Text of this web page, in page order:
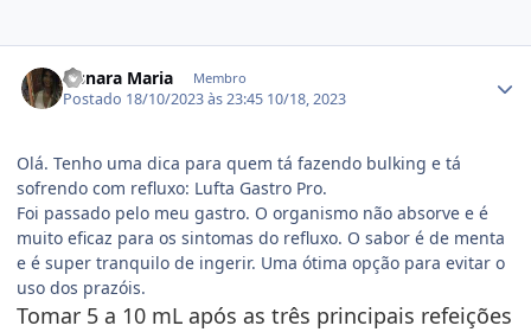
Lisnara Maria Membro
Postado 18/10/2023 às 23:45 10/18, 2023
Olá. Tenho uma dica para quem tá fazendo bulking e tá
sofrendo com refluxo: Lufta Gastro Pro.
Foi passado pelo meu gastro. O organismo não absorve e é
muito eficaz para os sintomas do refluxo. O sabor é de menta
e é super tranquilo de ingerir. Uma ótima opção para evitar o
uso dos prazóis.
Tomar 5 a 10 mL após as três principais refeições